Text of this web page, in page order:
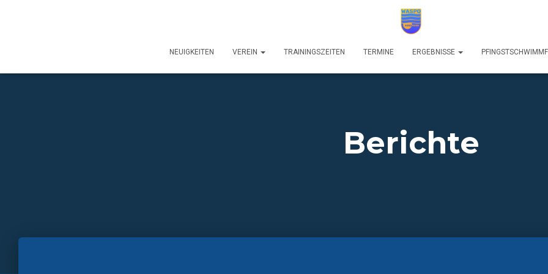
NEUIGKEITEN VEREIN TRAININGSZEITEN TERMINE ERGEBNISSE
Berichte